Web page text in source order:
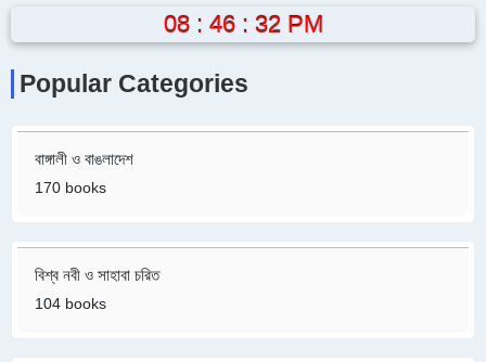
08 : 46 : 33 PM
Popular Categories
বাঙ্গালী ও বাঙলাদেশ
170 books
বিশ্ব নবী ও সাহাবা চরিত
104 books